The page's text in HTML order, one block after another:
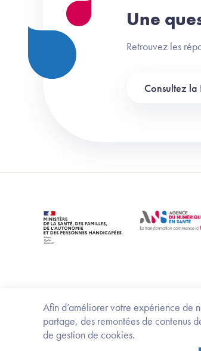
Afin d’améliorer votre expérience de
partage, des remontées de contenus
de gestion de cookies.
Une
Retrouvez les
Consultez la